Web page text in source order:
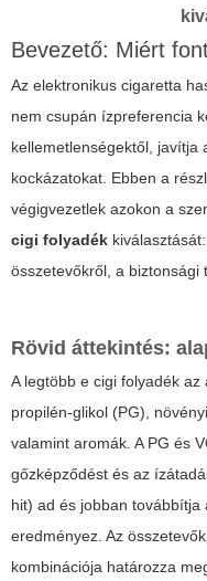
Bevezető: Miért
Az elektronikus cigaretta
nem csupán ízpreferencia
kellemetlenségektől, javítja
kockázatokat. Ebben a
végigvezetlek azokon a
cigi folyadék
összetevőkről, a biztonsági
Rövid áttekintés:
A legtöbb e cigi folyadék az
propilén-glikol (PG),
valamint aromák. A PG és
gőzképződést és az
hit) ad és jobban
eredményez. Az
kombinációja határozza